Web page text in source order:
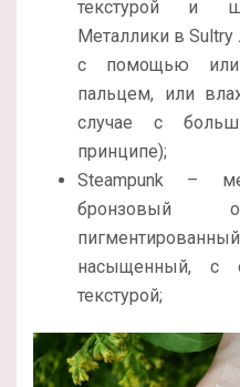
текстурой и
Металлики в Sultry
с помощью или
пальцем, или
случае с
принципе);
Steampunk –
бронзовый
насыщенный, с
текстурой;